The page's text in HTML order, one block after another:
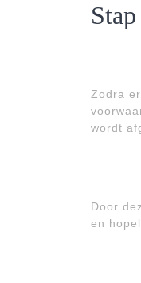
Zodra
wordt
Door
en